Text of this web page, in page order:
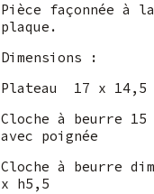
Pièce façonnée à
plaque.
Dimensions :
Plateau 17 x 14,5
Cloche à beurre
avec poignée
Cloche à beurre
x h5,5